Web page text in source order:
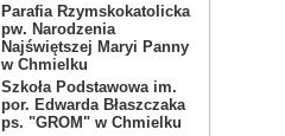
Parafia Rzymskokatolicka
pw. Narodzenia
Najświętszej Maryi Panny
w Chmielku
Szkoła Podstawowa im.
por. Edwarda Błaszczaka
ps. "GROM" w Chmielku